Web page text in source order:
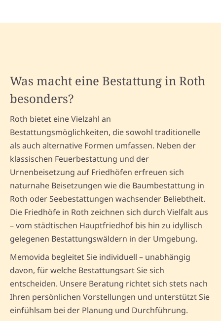
Was macht eine Bestattung in Roth
besonders?
Roth bietet eine Vielzahl an
Bestattungsmöglichkeiten, die sowohl traditionelle
als auch alternative Formen umfassen. Neben der
klassischen Feuerbestattung und der
Urnenbeisetzung auf Friedhöfen erfreuen sich
naturnahe Beisetzungen wie die Baumbestattung in
Roth oder Seebestattungen wachsender Beliebtheit.
Die Friedhöfe in Roth zeichnen sich durch Vielfalt aus
– vom städtischen Hauptfriedhof bis hin zu idyllisch
gelegenen Bestattungswäldern in der Umgebung.
Memovida begleitet Sie individuell – unabhängig
davon, für welche Bestattungsart Sie sich
entscheiden. Unsere Beratung richtet sich stets nach
Ihren persönlichen Vorstellungen und unterstützt Sie
einfühlsam bei der Planung und Durchführung.